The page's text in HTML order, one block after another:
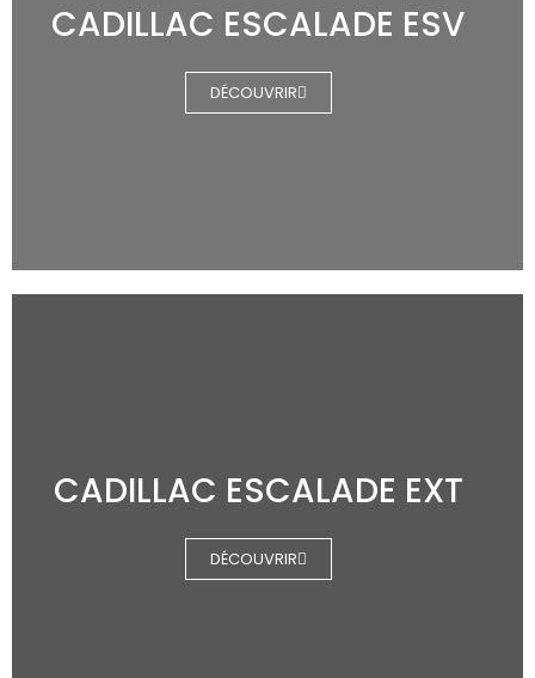
CADILLAC ESCALADE ESV
DÉCOUVRIR
CADILLAC ESCALADE EXT
DÉCOUVRIR